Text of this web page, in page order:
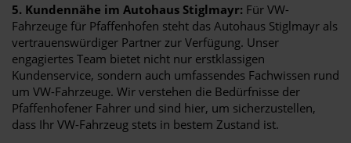
5. Kundennähe im Autohaus Stiglmayr: Für VW-
Fahrzeuge für Pfaffenhofen steht das Autohaus Stiglmayr als
vertrauenswürdiger Partner zur Verfügung. Unser
engagiertes Team bietet nicht nur erstklassigen
Kundenservice, sondern auch umfassendes Fachwissen rund
um VW-Fahrzeuge. Wir verstehen die Bedürfnisse der
Pfaffenhofener Fahrer und sind hier, um sicherzustellen,
dass Ihr VW-Fahrzeug stets in bestem Zustand ist.